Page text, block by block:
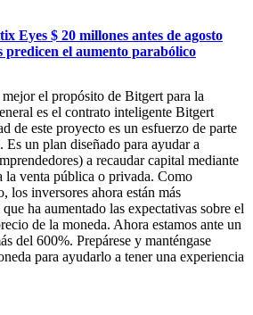
Eyes $ 20 millones antes de agosto
predicen el aumento parabólico
el propósito de Bitgert para la
es el contrato inteligente Bitgert
de este proyecto es un esfuerzo de parte
un plan diseñado para ayudar a
a recaudar capital mediante
la venta pública o privada. Como
los inversores ahora están más
ha aumentado las expectativas sobre el
de la moneda. Ahora estamos ante un
del 600%. Prepárese y manténgase
para ayudarlo a tener una experiencia